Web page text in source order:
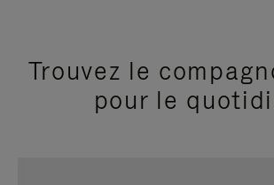
Trouvez le
pour le